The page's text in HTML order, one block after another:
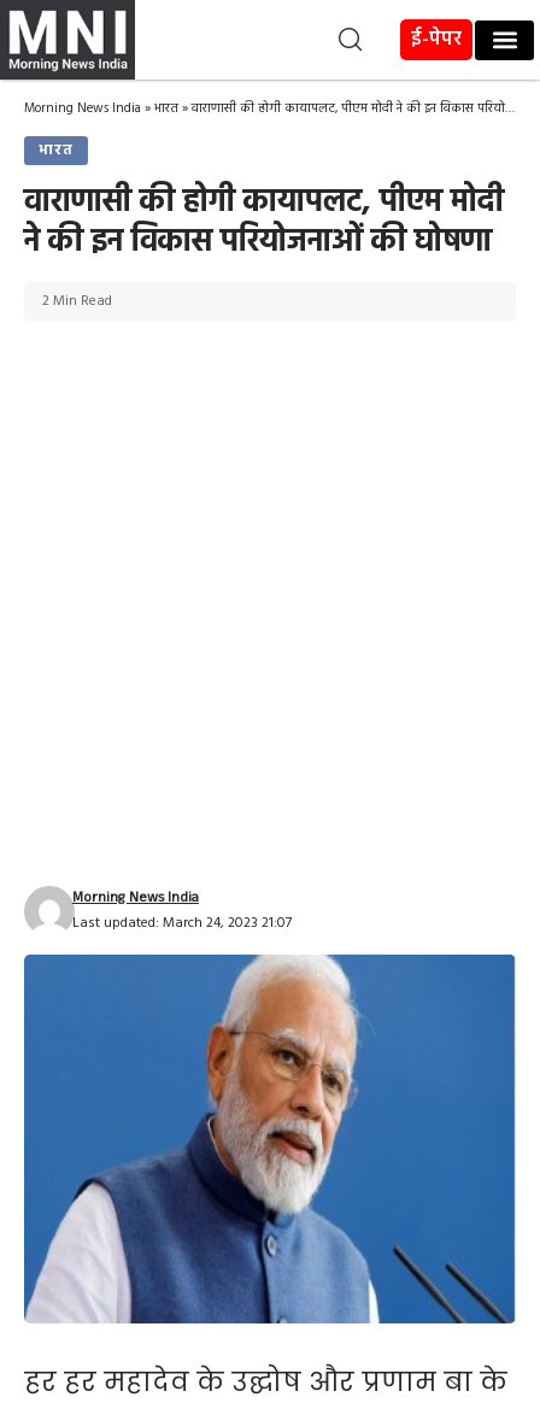
ई-पेपर
Morning News India »भारत»वाराणासी की होगी कायापलट, पीएम मोदी ने की इन विकास परियोजनाओं की घोषणा
भारत
वाराणासी की होगी कायापलट, पीएम मोदी
ने की इन विकास परियोजनाओं की घोषणा
Last updated: March 24, 2023 21:07
Morning News India
2 Min Read
हर हर महादेव के उद्घोष और प्रणाम बा के